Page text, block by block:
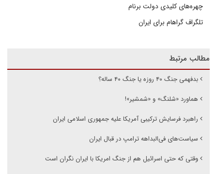
چهره‌های کلیدی دولت برنام
تلگراف گراهام برای ایران
مطالب مرتبط
بدفهمی جنگ ۴۰ روزه یا جنگ ۴۰ ساله؟
هماورد «شلنگ» و «شمشیر»!
راهبرد فرسایش ترکیبی آمریکا علیه جمهوری اسلامی ایران
سیاست‌های فی‌البداهه ترامپ در قبال ایران
وقتی که حتی اسرائیل هم از جنگ امریکا با ایران نگران است